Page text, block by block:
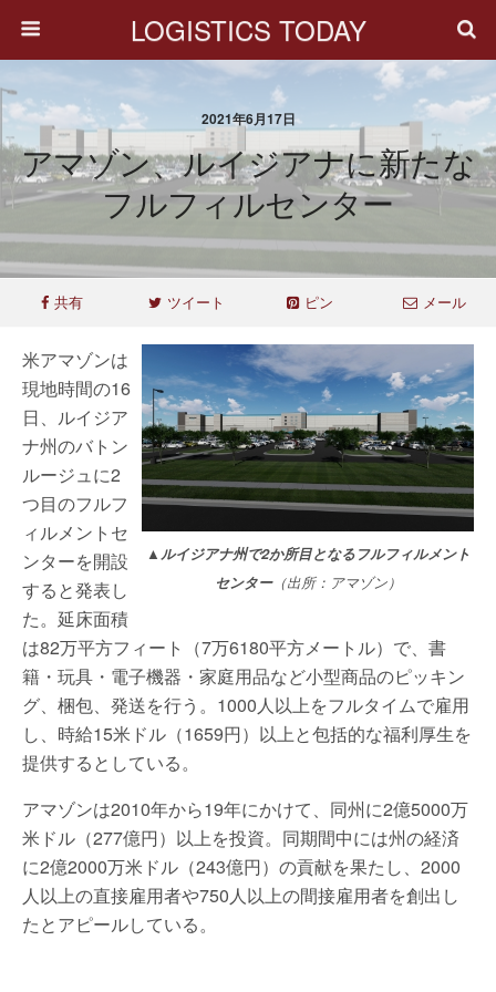
LOGISTICS TODAY
2021年6月17日
アマゾン、ルイジアナに新たな
フルフィルセンター
共有 ツイート ピン メール
▲ルイジアナ州で2か所目となるフルフィルメント
センター（出所：アマゾン）
米アマゾンは
現地時間の16
日、ルイジア
ナ州のバトン
ルージュに2
つ目のフルフ
ィルメントセ
ンターを開設
すると発表し
た。延床面積
は82万平方フィート（7万6180平方メートル）で、書
籍・玩具・電子機器・家庭用品など小型商品のピッキン
グ、梱包、発送を行う。1000人以上をフルタイムで雇用
し、時給15米ドル（1659円）以上と包括的な福利厚生を
提供するとしている。
アマゾンは2010年から19年にかけて、同州に2億5000万
米ドル（277億円）以上を投資。同期間中には州の経済
に2億2000万米ドル（243億円）の貢献を果たし、2000
人以上の直接雇用者や750人以上の間接雇用者を創出し
たとアピールしている。